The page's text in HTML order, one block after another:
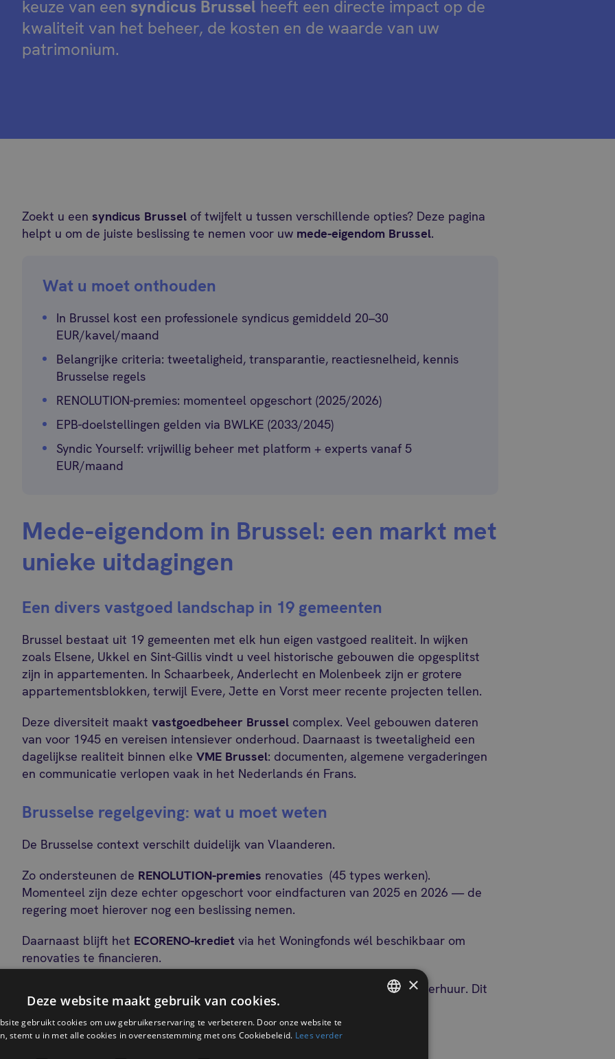
keuze van een syndicus Brussel heeft een directe impact op de
kwaliteit van het beheer, de kosten en de waarde van uw
patrimonium.
Zoekt u eensyndicus Brussel of twijfelt u tussen verschillende opties? Deze pagina
helpt u om de juiste beslissing te nemen voor uw mede-eigendom Brussel.
Wat u moet onthouden
In Brussel kost een professionele syndicus gemiddeld 20–30
EUR/kavel/maand
Belangrijke criteria: tweetaligheid, transparantie, reactiesnelheid, kennis
Brusselse regels
RENOLUTION-premies: momenteel opgeschort (2025/2026)
EPB-doelstellingen gelden via BWLKE (2033/2045)
Syndic Yourself: vrijwillig beheer met platform + experts vanaf 5
EUR/maand
Mede-eigendom in Brussel: een markt met
unieke uitdagingen
Een divers vastgoed landschap in 19 gemeenten
Brussel bestaat uit 19 gemeenten met elk hun eigen vastgoed realiteit. In wijken
zoals Elsene, Ukkel en Sint-Gillis vindt u veel historische gebouwen die opgesplitst
zijn in appartementen. In Schaarbeek, Anderlecht en Molenbeek zijn er grotere
appartementsblokken, terwijl Evere, Jette en Vorst meer recente projecten tellen.
Deze diversiteit maaktvastgoedbeheer Brussel complex. Veel gebouwen dateren
van voor 1945 en vereisen intensiever onderhoud. Daarnaast is tweetaligheid een
dagelijkse realiteit binnen elkeVME Brussel: documenten, algemene vergaderingen
en communicatie verlopen vaak in het Nederlands én Frans.
Brusselse regelgeving: wat u moet weten
De Brusselse context verschilt duidelijk van Vlaanderen.
Zo ondersteunen de RENOLUTION-premies renovaties (45 types werken).
Momenteel zijn deze echter opgeschort voor eindfacturen van 2025 en 2026 — de
regering moet hierover nog een beslissing nemen.
Daarnaast blijft het ECORENO-krediet via het Woningfonds wél beschikbaar om
renovaties te financieren.
verplicht bij verkoop en verhuur. Dit
verschilt van het Vlaamse EPC.
Tot slot gelden er via hetBWLKEduidelijke langetermijndoelstellingen:
×
Deze website maakt gebruik van cookies.
gebruikt cookies om uw gebruikerservaring te verbeteren. Door onze website te
stemt u in met alle cookies in overeenstemming met ons Cookiebeleid. Lees verder